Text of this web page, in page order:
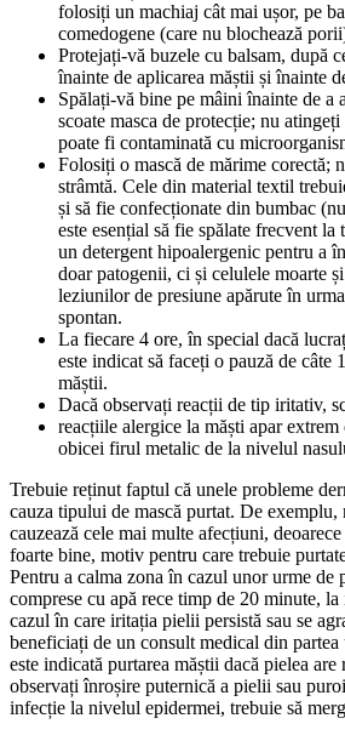
folosiți un machiaj cât mai ușor, pe
comedogene (care nu blochează
Protejați-vă buzele cu balsam, după
înainte de aplicarea măștii și înainte
Spălați-vă bine pe mâini înainte de a
scoate masca de protecție; nu
poate fi contaminată cu
Folosiți o mască de mărime corectă;
strâmtă. Cele din material textil
și să fie confecționate din bumbac
este esențial să fie spălate frecvent la
un detergent hipoalergenic pentru a
doar patogenii, ci și celulele moarte
leziunilor de presiune apărute în
spontan.
La fiecare 4 ore, în special dacă
este indicat să faceți o pauză de câte
măștii.
Dacă observați reacții de tip iritativ,
reacțiile alergice la măști apar
obicei firul metalic de la nivelul
Trebuie reținut faptul că unele probleme
cauza tipului de mască purtat. De
cauzează cele mai multe afecțiuni, deoarece
foarte bine, motiv pentru care trebuie
Pentru a calma zona în cazul unor urme de
comprese cu apă rece timp de 20 minute,
cazul în care iritația pielii persistă sau se
beneficiați de un consult medical din
este indicată purtarea măștii dacă pielea are
observați înroșire puternică a pielii sau
infecție la nivelul epidermei, trebuie să